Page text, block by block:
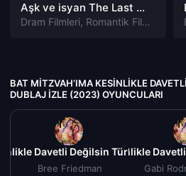
Aşk ve isyan The Last Parasido izle
Dram Filmleri, Romantik Filmleri
BAT MITZVAH’IMA KESINLIKLE
DUBLAJ IZLE (2023) OYUNCULARI
Davetli Değilsin Türkçe Dublaj
Bree Friedman
Bat Mitzvah’ıma Kesinlikle
Gabi
Bat